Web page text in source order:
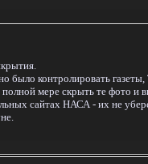
было контролировать
полной мере скрыть те фото
сайтах НАСА - их не